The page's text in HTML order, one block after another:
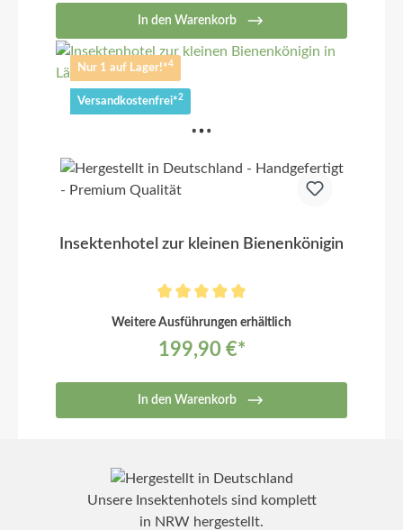
In den Warenkorb
Nur 1 auf Lager!*4
Versandkostenfrei*2
Insektenhotel zur kleinen Bienenkönigin
Weitere Ausführungen erhältlich
199,90 €*
In den Warenkorb
Unsere Insektenhotels sind komplett
in NRW hergestellt.